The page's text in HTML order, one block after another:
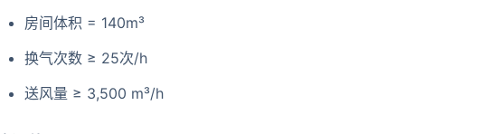
房间体积 = 140m³
换气次数 ≥ 25次/h
送风量 ≥ 3,500 m³/h